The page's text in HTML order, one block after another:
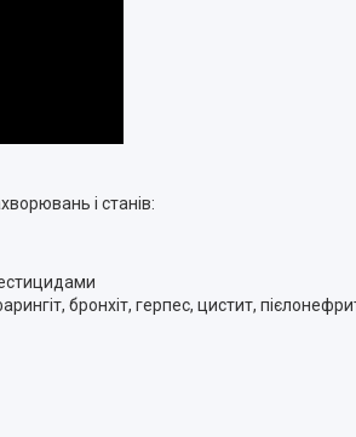
і станів:
бронхіт, герпес, цистит,